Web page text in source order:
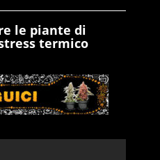
le piante di
termico